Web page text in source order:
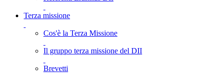
Terza missione
Cos'è la Terza Missione
Il gruppo terza missione del DII
Brevetti